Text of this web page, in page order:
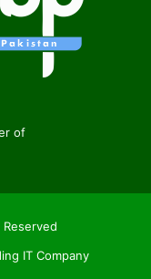
of
IT Company